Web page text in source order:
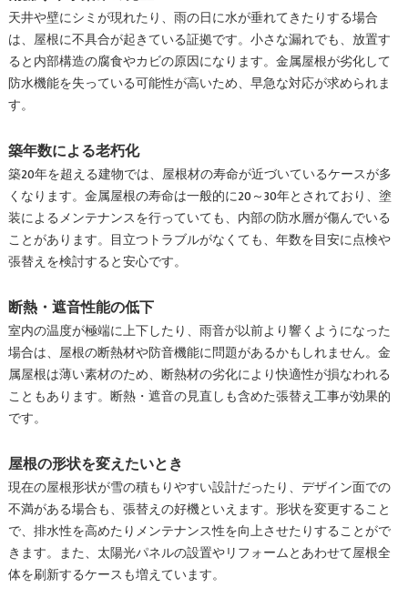
天井や壁にシミが現れたり、雨の日に水が垂れてきたりする場合
は、屋根に不具合が起きている証拠です。小さな漏れでも、放置す
ると内部構造の腐食やカビの原因になります。金属屋根が劣化して
防水機能を失っている可能性が高いため、早急な対応が求められま
す。
築年数による老朽化
築20年を超える建物では、屋根材の寿命が近づいているケースが多
くなります。金属屋根の寿命は一般的に20～30年とされており、塗
装によるメンテナンスを行っていても、内部の防水層が傷んでいる
ことがあります。目立つトラブルがなくても、年数を目安に点検や
張替えを検討すると安心です。
断熱・遮音性能の低下
室内の温度が極端に上下したり、雨音が以前より響くようになった
場合は、屋根の断熱材や防音機能に問題があるかもしれません。金
属屋根は薄い素材のため、断熱材の劣化により快適性が損なわれる
こともあります。断熱・遮音の見直しも含めた張替え工事が効果的
です。
屋根の形状を変えたいとき
現在の屋根形状が雪の積もりやすい設計だったり、デザイン面での
不満がある場合も、張替えの好機といえます。形状を変更すること
で、排水性を高めたりメンテナンス性を向上させたりすることがで
きます。また、太陽光パネルの設置やリフォームとあわせて屋根全
体を刷新するケースも増えています。